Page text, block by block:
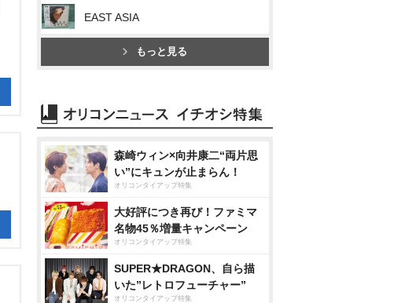
EAST ASIA
もっと見る
森崎ウィン×向井康二“両片思
い”にキュンが止まらん！
オリコンタイアップ特集
大好評につき再び！ファミマ
名物45％増量キャンペーン
オリコンタイアップ特集
SUPER★DRAGON、自ら描
いた”レトロフューチャー”
オリコンタイアップ特集